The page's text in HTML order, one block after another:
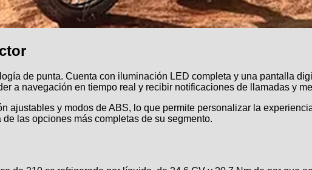
de punta. Cuenta con iluminación LED completa y una pantalla
a navegación en tiempo real y recibir notificaciones de llamadas y
ajustables y modos de ABS, lo que permite personalizar la
las opciones más completas de su segmento.